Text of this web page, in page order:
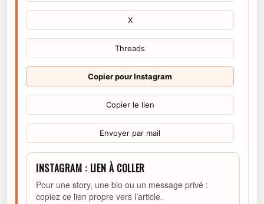
X
Threads
Copier pour Instagram
Copier le lien
Envoyer par mail
INSTAGRAM : LIEN À COLLER
Pour une story, une bio ou un message privé :
copiez ce lien propre vers l’article.